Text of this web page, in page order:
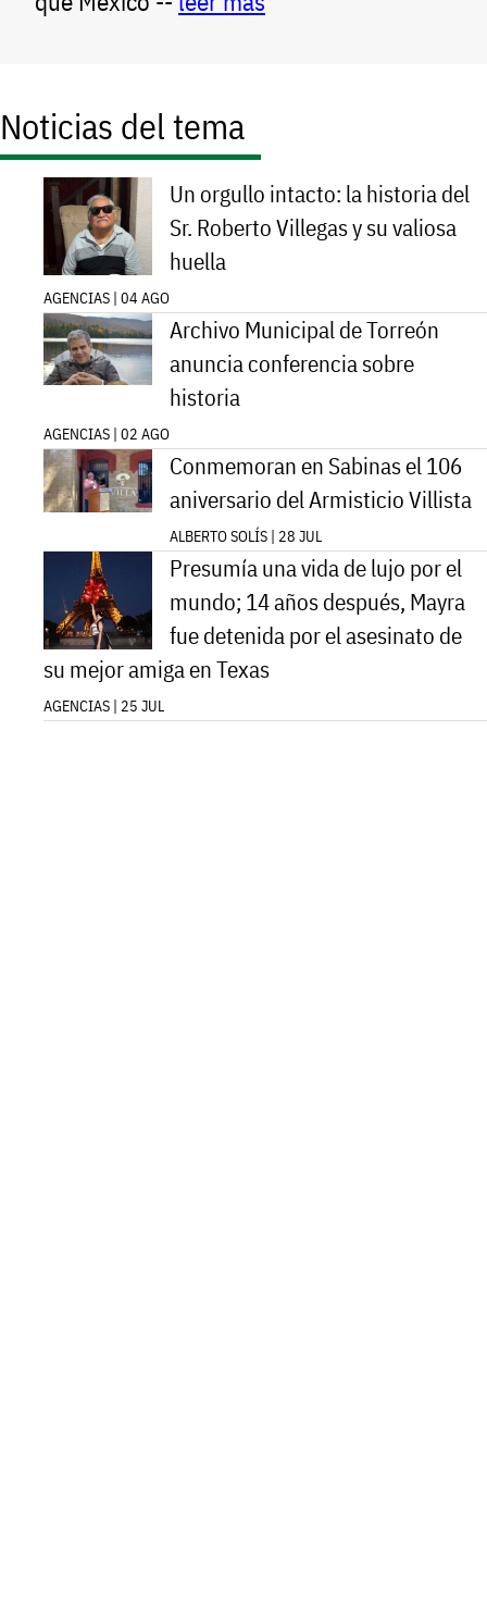
Noticias del tema
Un orgullo intacto: la historia del
Sr. Roberto Villegas y su valiosa
huella
AGENCIAS | 04 AGO
Archivo Municipal de Torreón
anuncia conferencia sobre
historia
AGENCIAS | 02 AGO
Conmemoran en Sabinas el 106
aniversario del Armisticio Villista
ALBERTO SOLÍS | 28 JUL
Presumía una vida de lujo por el
mundo; 14 años después, Mayra
fue detenida por el asesinato de
su mejor amiga en Texas
AGENCIAS | 25 JUL